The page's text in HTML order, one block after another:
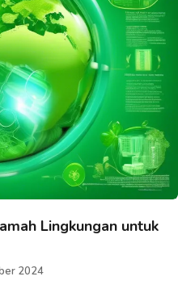
Lingkungan untuk
2024